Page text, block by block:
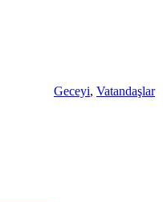
Geceyi, Vatandaşlar